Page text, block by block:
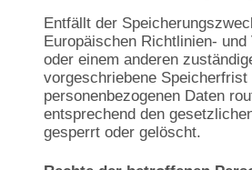
Entfällt der
Europäischen Richtlinien- und
oder einem anderen
vorgeschriebene Speicherfrist
personenbezogenen Daten
entsprechend den
gesperrt oder gelöscht.